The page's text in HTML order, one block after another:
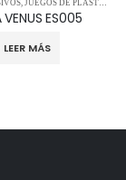
JUEGOS DE PLÁSTICO RECICLADO
ES005
LEER MÁS